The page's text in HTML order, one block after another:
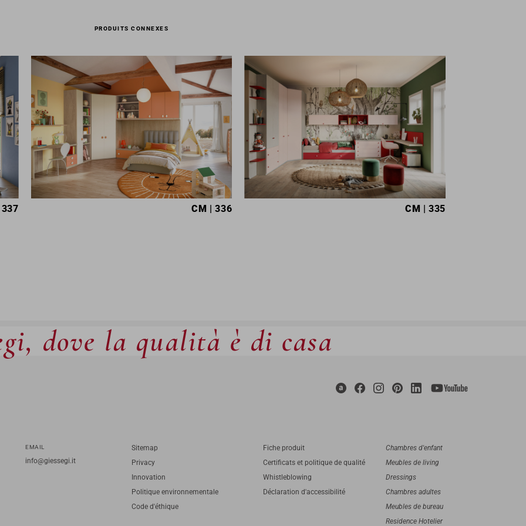
PRODUITS CONNEXES
CM | 336 CM | 335
dove la qualità è di casa
EMAIL
info@giessegi.it
Sitemap
Privacy
Innovation
Politique environnementale
Code d'éthique
Fiche produit
Certificats et politique de qualité
Whistleblowing
Déclaration d'accessibilité
Chambres d'enfant
Meubles de living
Dressings
Chambres adultes
Meubles de bureau
Residence Hotelier